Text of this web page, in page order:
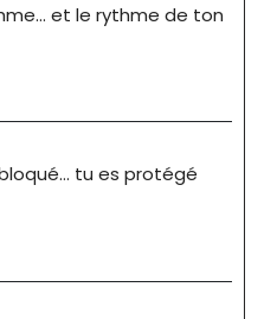
et le rythme de ton
bloqué… tu es protégé